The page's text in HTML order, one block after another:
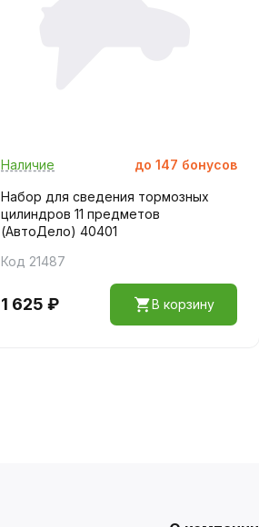
Наличие до 147 бонусов
Набор для сведения тормозных
цилиндров 11 предметов
(АвтоДело) 40401
Код 21487
1 625 ₽ В корзину